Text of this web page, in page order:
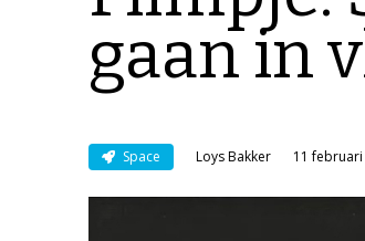
gaan in
Space Loys Bakker 11